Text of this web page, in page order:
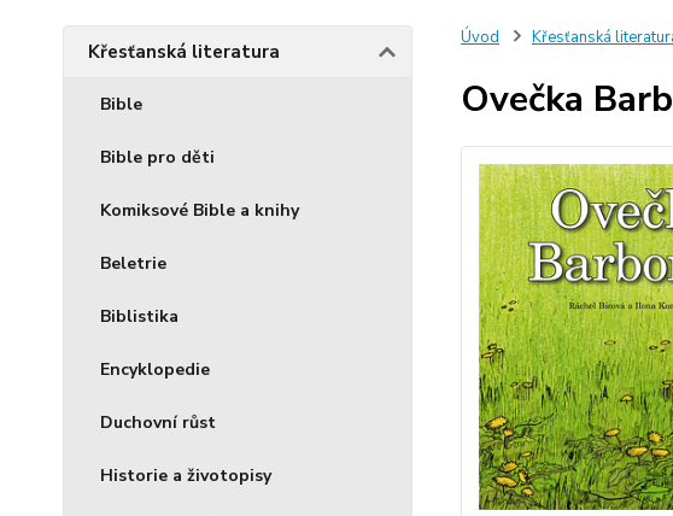
Křesťanská literatura
Bible
Bible pro děti
Komiksové Bible a knihy
Beletrie
Biblistika
Encyklopedie
Duchovní růst
Historie a životopisy
Úvod Křesťanská
Ovečka